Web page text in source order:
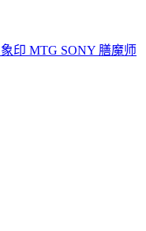
象印 MTG SONY 膳魔师